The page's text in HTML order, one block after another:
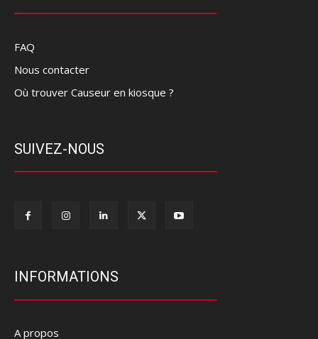
FAQ
Nous contacter
Où trouver Causeur en kiosque ?
SUIVEZ-NOUS
INFORMATIONS
A propos